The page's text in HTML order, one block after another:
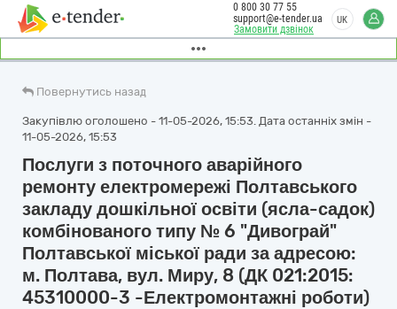
Замовити дзвінок
0 800 30 77 55
support@e-tender.ua
UK
Повернутись назад
Закупівлю оголошено - 11-05-2026, 15:53. Дата останніх змін -
11-05-2026, 15:53
Послуги з поточного аварійного
ремонту електромережі Полтавського
закладу дошкільної освіти (ясла-садок)
комбінованого типу № 6 "Дивограй"
Полтавської міської ради за адресою:
м. Полтава, вул. Миру, 8 (ДК 021:2015:
45310000-3 -Електромонтажні роботи)